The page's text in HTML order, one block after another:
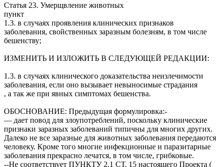
Статья 23. Умерщвление животных
пункт
1.3. в случаях проявления клинических признаков
заболевания, свойственных заразным болезням, в том числе
бешенству;
ИЗМЕНИТЬ И ИЗЛОЖИТЬ В СЛЕДУЮЩЕЙ РЕДАКЦИИ:
1.3. в случаях клинического доказательства неизлечимости
заболевания, если оно вызывает невыносимые страдания
, а так же при явных симптомах бешенства.
ОБОСНОВАНИЕ: Предыдущая формулировка:-
— дает повод для злоупотреблений, поскольку клинические
признаки заразных заболеваний типичны для многих других.
Далеко не все заразные для животных заболевания передаются
человеку. Кроме того многие инфекционные и паразитарные
заболевания прекрасно лечатся, в том числе, грибковые.
--Не соответствует ПУНКТУ 2,1 СТ. 15 настоящего Проекта (